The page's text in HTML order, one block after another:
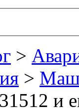
>
>
и